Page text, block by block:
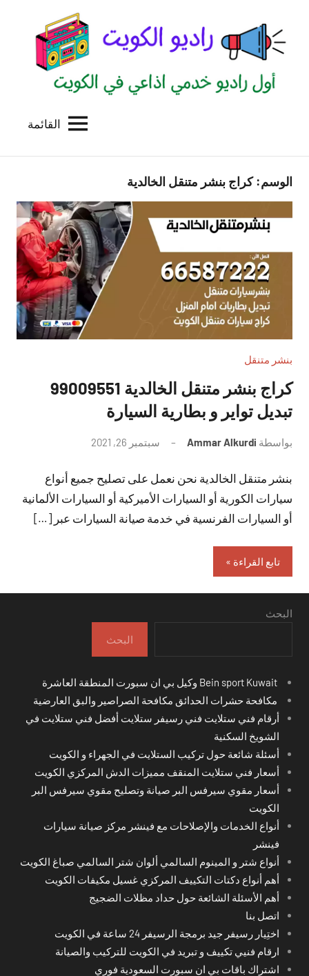
المحتوى
الكويت
للاعلانات
القائمة
الوسم:كراج بنشر متنقل الخالدية
بنشر متنقل
تبديل تواير و بطارية السيارة
بواسطة Ammar Alkurdi سبتمبر 26, 2021
تعليقات
بنشر متنقل الخالدية نحن نعمل على تصليح جميع أنواع
سيارات الكورية أو السيارات الأميركية أو السيارات الألمانية
أو السيارات الفرنسية في خدمة صيانة السيارات عبر […]
تابع القراءة
البحث
البحث
مكافحة حشرات الحدائق مكافحة الصراصير والبق العارضية
أرقام فني ستلايت فني رسيفر ستلايت أفضل فني ستلايت في
الشويخ السكنية
أسئلة شائعة حول تركيب الستلايت في الجهراء و الكويت
أسعار فني ستلايت المنقف مميزات الدش المركزي الكويت
أسعار مقوي سيرفس البر صيانة وتصليح مقوي سيرفس البر
الكويت
أنواع الخدمات والإصلاحات مع فينشر مركز صيانة سيارات
فينشر
أنواع شتر و المينوم السالمي ألوان شتر السالمي صباغ الكويت
أهم أنواع دكتات التكييف المركزي غسيل مكيفات الكويت
أهم الأسئلة الشائعة حول حداد مظلات الضجيج
اتصل بنا
اختِيار رسيفر جيد برمجة الرسيفر 24 ساعة في الكويت
ارقام فنيي تكييف و تبريد في الكويت للتركيب والصيانة
اشتراك باقات بي ان سبورت السعودية فوري